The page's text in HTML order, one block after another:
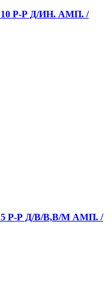
Р-Р Д/ИН. АМП. /
Р Д/В/В,В/М АМП. /